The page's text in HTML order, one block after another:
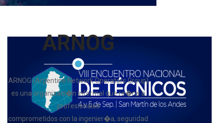
ARNOG
ARNOG (Argentine Network Operators Group)
es una organizaci�n informal que re�ne a
profesionales
comprometidos con la ingenier�a, seguridad